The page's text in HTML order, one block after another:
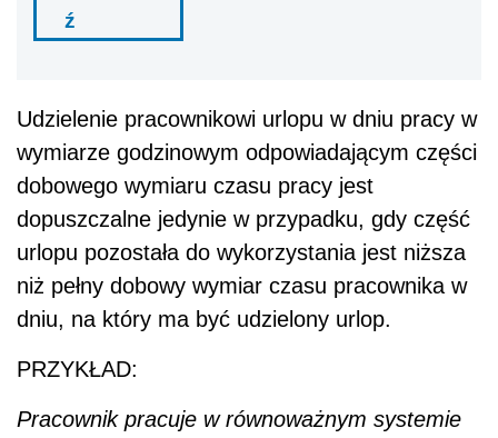
ź
Udzielenie pracownikowi urlopu w dniu pracy w
wymiarze godzinowym odpowiadającym części
dobowego wymiaru czasu pracy jest
dopuszczalne jedynie w przypadku, gdy część
urlopu pozostała do wykorzystania jest niższa
niż pełny dobowy wymiar czasu pracownika w
dniu, na który ma być udzielony urlop.
PRZYKŁAD:
Pracownik pracuje w równoważnym systemie